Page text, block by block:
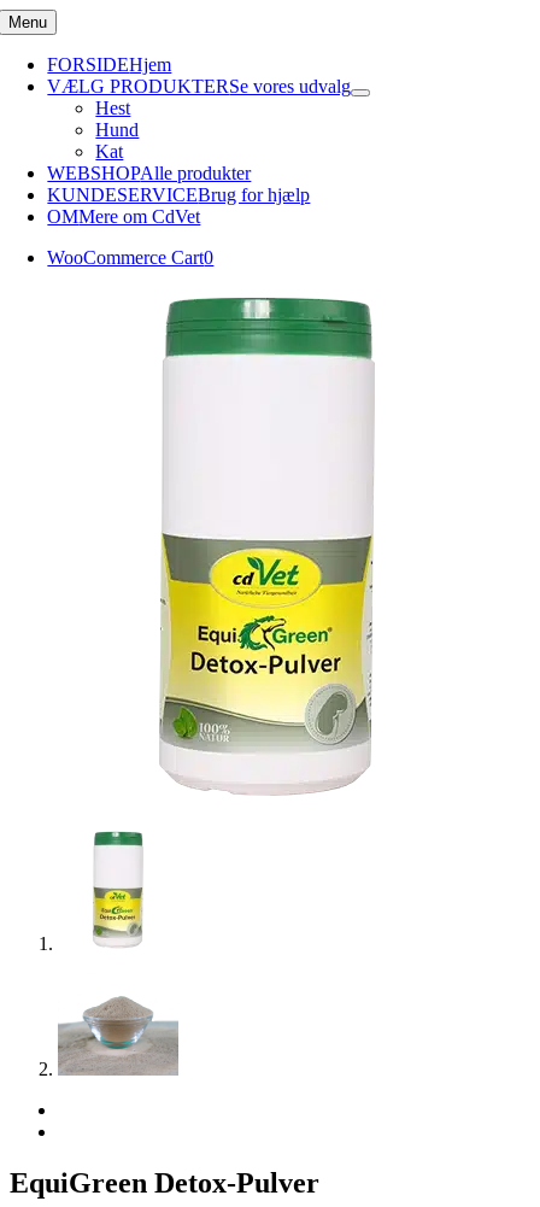
Skip
to
content
Menu
FORSIDEHjem
VÆLG PRODUKTERSe vores udvalg
Hest
Hund
Kat
WEBSHOPAlle produkter
KUNDESERVICEBrug for hjælp
OMMere om CdVet
WooCommerce Cart0
EquiGreen Detox-Pulver